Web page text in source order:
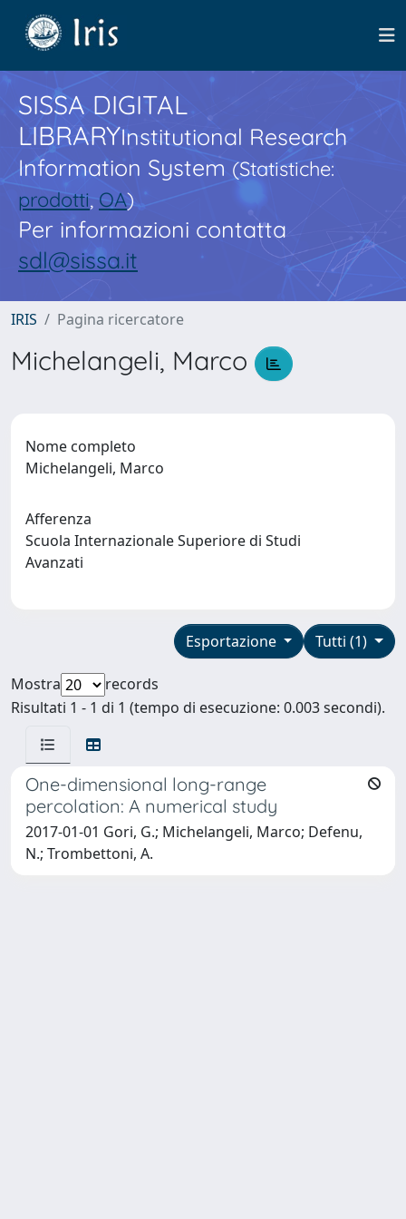
SISSA DIGITAL
LIBRARYInstitutional Research
Information System(Statistiche:
prodotti,OA)
Per informazioni contatta
sdl@sissa.it
IRIS Pagina ricercatore
Michelangeli, Marco
Nome completo
Michelangeli, Marco
Afferenza
Scuola Internazionale Superiore di Studi
Avanzati
Tutti (1)
Esportazione
Mostra
records
Risultati 1 - 1 di 1 (tempo di esecuzione: 0.003 secondi).
One-dimensional long-range
percolation: A numerical study
2017-01-01 Gori, G.; Michelangeli, Marco; Defenu,
N.; Trombettoni, A.